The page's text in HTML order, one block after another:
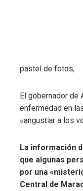
pastel de fotos,
El gobernador de
enfermedad en
«angustiar a los
La información
que algunas
por una
Central de